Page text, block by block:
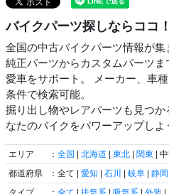
バイクパーツ探しならココ！
全国の中古バイクパーツ情報が集
純正パーツからカスタムパーツ
愛車をサポート。 メーカー、車
条件で検索可能。
掘り出し物やレアパーツも見つ
なたのバイクをパワーアップしよ
エリア ： 全国 | 北海道 | 東北 | 関東 |
都道府県
：全て | 愛知 | 石川 | 岐阜 | 静岡